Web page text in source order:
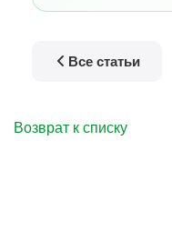
Все статьи
Возврат к списку